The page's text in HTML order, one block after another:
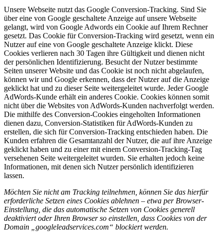
Unsere Webseite nutzt das Google Conversion-Tracking. Sind Sie
über eine von Google geschaltete Anzeige auf unsere Webseite
gelangt, wird von Google Adwords ein Cookie auf Ihrem Rechner
gesetzt. Das Cookie für Conversion-Tracking wird gesetzt, wenn ein
Nutzer auf eine von Google geschaltete Anzeige klickt. Diese
Cookies verlieren nach 30 Tagen ihre Gültigkeit und dienen nicht
der persönlichen Identifizierung. Besucht der Nutzer bestimmte
Seiten unserer Website und das Cookie ist noch nicht abgelaufen,
können wir und Google erkennen, dass der Nutzer auf die Anzeige
geklickt hat und zu dieser Seite weitergeleitet wurde. Jeder Google
AdWords-Kunde erhält ein anderes Cookie. Cookies können somit
nicht über die Websites von AdWords-Kunden nachverfolgt werden.
Die mithilfe des Conversion-Cookies eingeholten Informationen
dienen dazu, Conversion-Statistiken für AdWords-Kunden zu
erstellen, die sich für Conversion-Tracking entschieden haben. Die
Kunden erfahren die Gesamtanzahl der Nutzer, die auf ihre Anzeige
geklickt haben und zu einer mit einem Conversion-Tracking-Tag
versehenen Seite weitergeleitet wurden. Sie erhalten jedoch keine
Informationen, mit denen sich Nutzer persönlich identifizieren
lassen.
Möchten Sie nicht am Tracking teilnehmen, können Sie das hierfür
erforderliche Setzen eines Cookies ablehnen – etwa per Browser-
Einstellung, die das automatische Setzen von Cookies generell
deaktiviert oder Ihren Browser so einstellen, dass Cookies von der
Domain „googleleadservices.com“ blockiert werden.